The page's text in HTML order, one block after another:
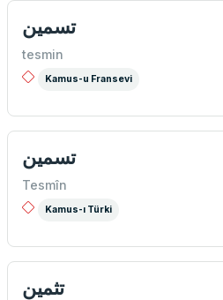
تسمین
tesmin
Kamus-u Fransevi
تسمین
Tesmîn
Kamus-ı Türki
تثمین